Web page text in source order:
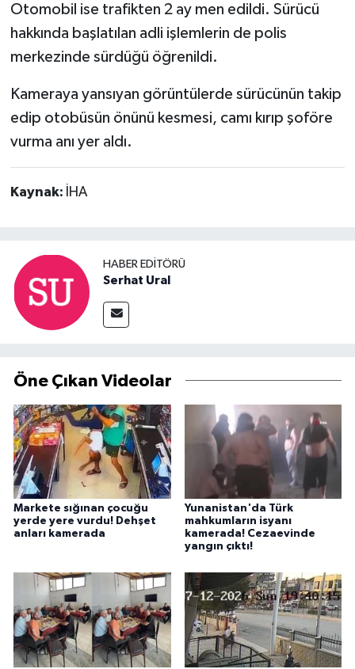
Otomobil ise trafikten 2 ay men edildi. Sürücü
hakkında başlatılan adli işlemlerin de polis
merkezinde sürdüğü öğrenildi.
Kameraya yansıyan görüntülerde sürücünün takip
edip otobüsün önünü kesmesi, camı kırıp şoföre
vurma anı yer aldı.
Kaynak: İHA
HABER EDITÖRÜ
Serhat Ural
Öne Çıkan Videolar
Markete sığınan çocuğu
yerde yere vurdu! Dehşet
anları kamerada
Yunanistan'da Türk
mahkumların isyanı
kamerada! Cezaevinde
yangın çıktı!